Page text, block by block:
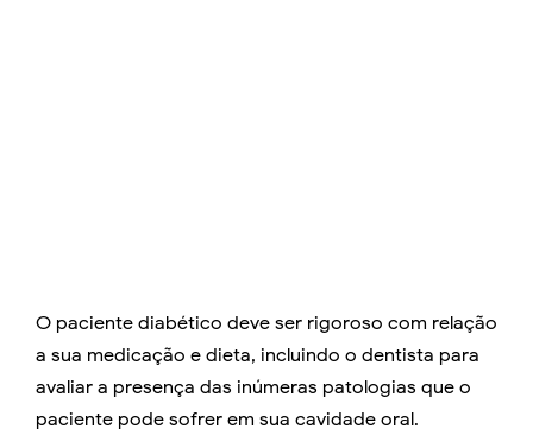
O paciente diabético deve ser rigoroso com relação
a sua medicação e dieta, incluindo o dentista para
avaliar a presença das inúmeras patologias que o
paciente pode sofrer em sua cavidade oral.